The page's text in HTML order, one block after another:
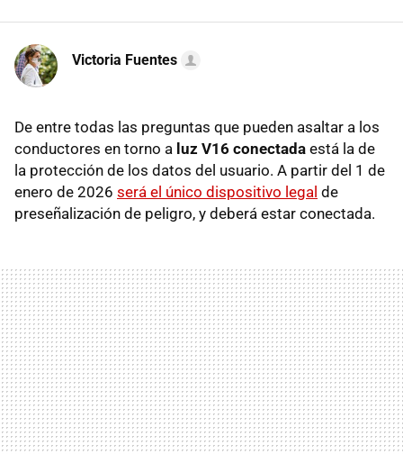
Victoria Fuentes
De entre todas las preguntas que pueden asaltar a los
conductores en torno a luz V16 conectada está la de
la protección de los datos del usuario. A partir del 1 de
enero de 2026 será el único dispositivo legal de
preseñalización de peligro, y deberá estar conectada.